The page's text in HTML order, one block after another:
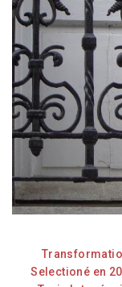
Selectioné en